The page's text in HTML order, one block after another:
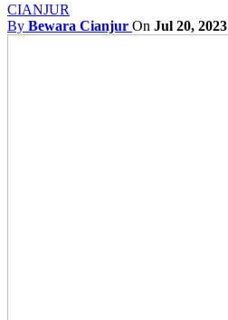
CIANJUR
By Bewara Cianjur On Jul 20, 2023